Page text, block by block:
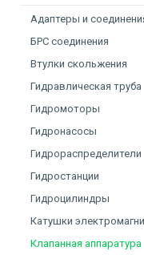
Адаптеры и
БРС соединения
Втулки скольжения
Гидравлическая труба
Гидромоторы
Гидронасосы
Гидрораспределители
Гидростанции
Гидроцилиндры
Катушки
Клапанная аппаратура